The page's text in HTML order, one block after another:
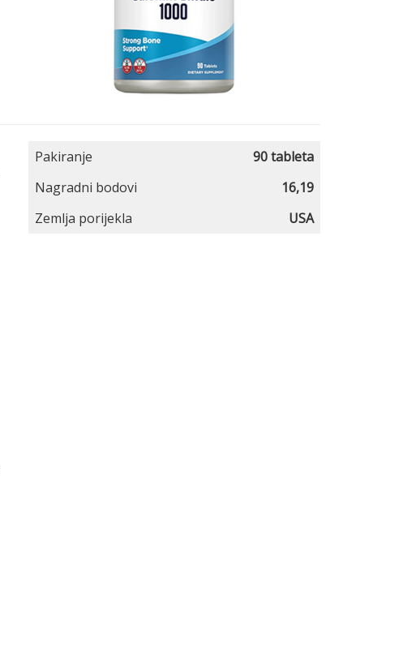
Pakiranje
90 tableta
Nagradni bodovi
16,19
Zemlja porijekla
USA